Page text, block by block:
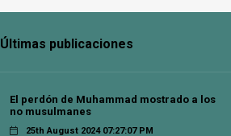
Últimas publicaciones
El perdón de Muhammad mostrado a los
no musulmanes
25th August 2024 07:27:07 PM